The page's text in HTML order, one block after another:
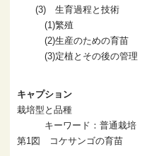
(3) 生育過程と技術
(1)繁殖
(2)生産のための育苗
(3)定植とその後の管理
キャプション
栽培型と品種
キーワード：普通栽培
第1図 コケサンゴの育苗